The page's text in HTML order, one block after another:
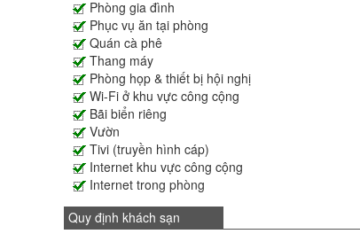
Phòng gia đình
Phục vụ ăn tại phòng
Quán cà phê
Thang máy
Phòng họp & thiết bị hội nghị
Wi-Fi ở khu vực công cộng
Bãi biển riêng
Vườn
Tivi (truyền hình cáp)
Internet khu vực công cộng
Internet trong phòng
Quy định khách sạn